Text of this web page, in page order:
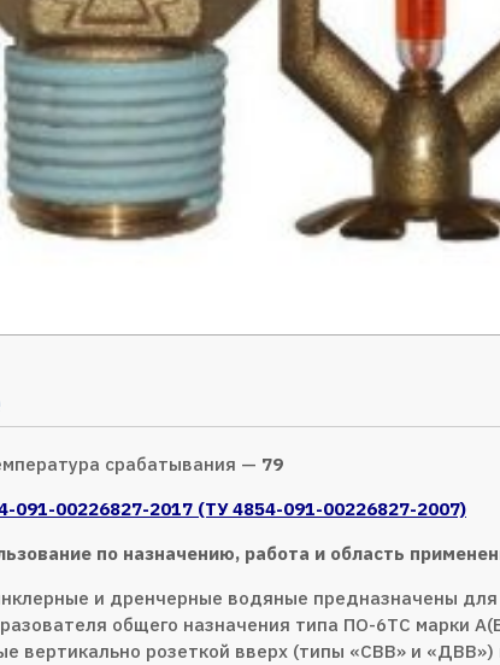
срабатывания — 79
091-00226827-2017 (ТУ 4854-091-00226827-2007)
по назначению, работа и область
и дренчерные водяные предназначены
общего назначения типа ПО-6ТС марки
вертикально розеткой вверх (типы «СВВ» и